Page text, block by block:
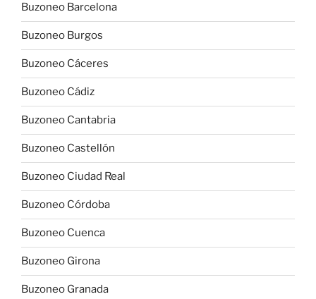
Buzoneo Barcelona
Buzoneo Burgos
Buzoneo Cáceres
Buzoneo Cádiz
Buzoneo Cantabria
Buzoneo Castellón
Buzoneo Ciudad Real
Buzoneo Córdoba
Buzoneo Cuenca
Buzoneo Girona
Buzoneo Granada